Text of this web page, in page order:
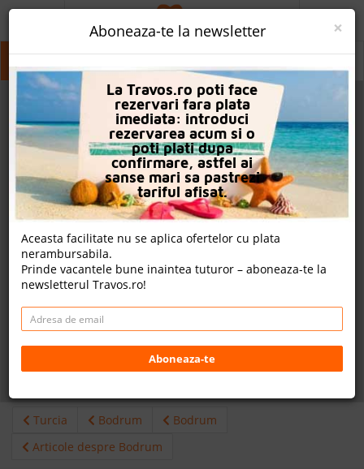
Bodrum Bodrum Bodrum
Turcia Bodrum
Bodrum
Articole despre Bodrum
PROMO
CAUTA REZERVARE
OFERTA PERSONALIZATA
DESPRE NOI
LOGIN
CAZARE
CHARTER AVION
CAZARE + AUTOCAR
CONTACT
×
Aboneaza-te la newsletter
La Travos.ro poti face
rezervari fara plata
imediata: introduci
rezervarea acum si o
poti plati dupa
confirmare, astfel ai
sanse mari sa pastrezi
tariful afisat.
Aceasta facilitate nu se aplica ofertelor cu plata
nerambursabila.
Prinde vacantele bune inaintea tuturor – aboneaza-te la
newsletterul Travos.ro!
Aboneaza-te